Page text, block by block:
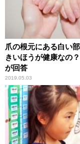
爪の根元にある白い
きいほうが健康なの
が回答
2019.05.03